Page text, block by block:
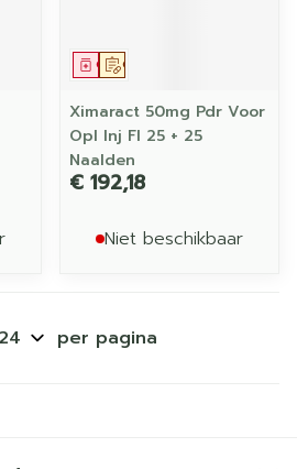
Op voorschrift
Geneesmiddel
Ximaract 50mg Pdr Voor
Opl Inj Fl 25 + 25
Naalden
€ 192,18
Niet beschikbaar
per pagina